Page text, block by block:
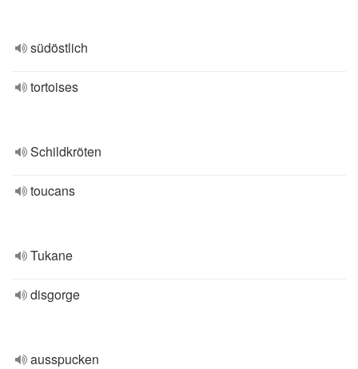
südöstlich
tortoises
Schildkröten
toucans
Tukane
disgorge
ausspucken